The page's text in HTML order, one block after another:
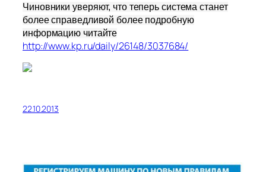
Чиновники уверяют, что теперь система станет
более справедливой более подробную
информацию читайте
http://www.kp.ru/daily/26148/3037684/
22.10.2013